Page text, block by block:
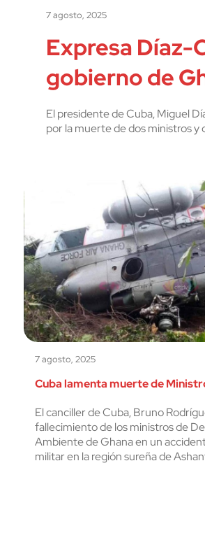
7 agosto, 2025
Expresa Díaz-
gobierno de
El presidente de Cuba, Miguel
por la muerte de dos ministros y
7 agosto, 2025
Cuba lamenta muerte de
El canciller de Cuba, Bruno
fallecimiento de los ministros de
Ambiente de Ghana en un
militar en la región sureña de